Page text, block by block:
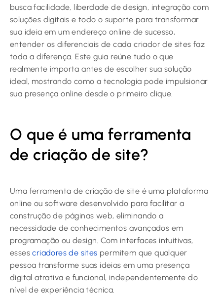
busca facilidade, liberdade de design, integração com
soluções digitais e todo o suporte para transformar
sua ideia em um endereço online de sucesso,
entender os diferenciais de cada criador de sites faz
toda a diferença. Este guia reúne tudo o que
realmente importa antes de escolher sua solução
ideal, mostrando como a tecnologia pode impulsionar
sua presença online desde o primeiro clique.
O que é uma ferramenta
de criação de site?
Uma ferramenta de criação de site é uma plataforma
online ou software desenvolvido para facilitar a
construção de páginas web, eliminando a
necessidade de conhecimentos avançados em
programação ou design. Com interfaces intuitivas,
essescriadores de sites permitem que qualquer
pessoa transforme suas ideias em uma presença
digital atrativa e funcional, independentemente do
nível de experiência técnica.